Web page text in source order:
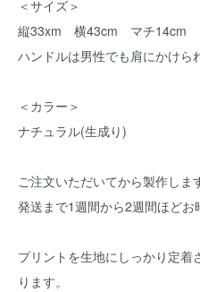
＜サイズ＞
縦33xm 横43cm マチ14cm
ハンドルは男性でも肩にかけら
＜カラー＞
ナチュラル(生成り)
ご注文いただいてから製作しま
発送まで1週間から2週間ほどお
プリントを生地にしっかり定着
ります。